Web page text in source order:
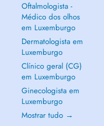
Oftalmologista -
Médico dos olhos
em Luxemburgo
Dermatologista em
Luxemburgo
Clínico geral (CG)
em Luxemburgo
Ginecologista em
Luxemburgo
Mostrar tudo →